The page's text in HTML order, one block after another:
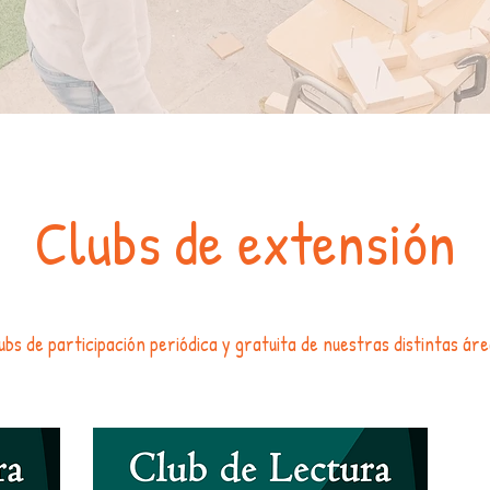
Clubs de extensión
de participación periódica y gratuita de nuestras distintas